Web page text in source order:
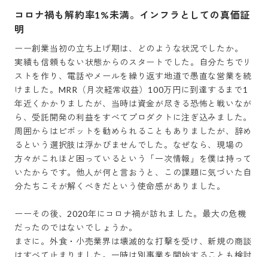
コロナ禍も解約率1%未満。インフラとしての真価証
明
ーー創業当初の立ち上げ期は、どのような状況でしたか。
実績も信頼もない状態からのスタートでした。自分たちでリ
ストを作り、電話やメールを繰り返す地道で愚直な営業を続
けました。MRR（月次経常収益）100万円に到達するまで1
年近くかかりましたが、当時は資金が尽きる恐怖と戦いなが
ら、受託開発の利益をすべてプロダクトに注ぎ込みました。
周囲からはピボットを勧められることもありましたが、辞め
るという選択肢は浮かびませんでした。なぜなら、現場の
方々がこれほど困っているという「一次情報」を僕は持って
いたからです。他人が何と言おうと、この課題に気づいた自
分たちこそが解くべきだという使命感がありました。
ーーその後、2020年にコロナ禍が訪れました。最大の危機
だったのではないでしょうか。
まさに。外食・小売業界は壊滅的な打撃を受け、新規の商談
はすべて止まりました。一時は別事業を開始することも検討